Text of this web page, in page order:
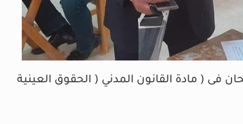
فى ( مادة القانون المدني ( الحقوق العينية